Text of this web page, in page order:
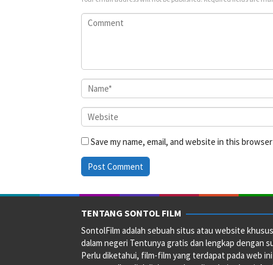
Save my name, email, and website in this
TENTANG SONTOL FILM
SontolFilm adalah sebuah situs atau website
dalam negeri Tentunya gratis dan lengkap dengan
Perlu diketahui, film-film yang terdapat pada web